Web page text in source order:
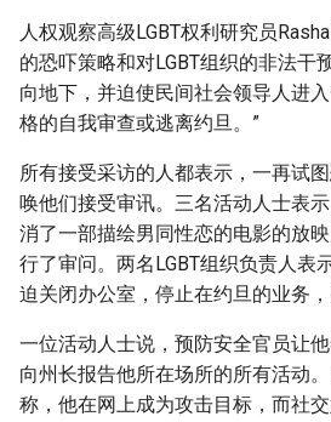
人权观察高级LGBT权利研究员
的恐吓策略和对LGBT组织的非法干
向地下，并迫使民间社会领导人进
格的自我审查或逃离约旦。”
所有接受采访的人都表示，一再试
唤他们接受审讯。三名活动人士表
消了一部描绘男同性恋的电影的放
行了审问。两名LGBT组织负责人表
迫关闭办公室，停止在约旦的业务，
一位活动人士说，预防安全官员让
向州长报告他所在场所的所有活动
称，他在网上成为攻击目标，而社